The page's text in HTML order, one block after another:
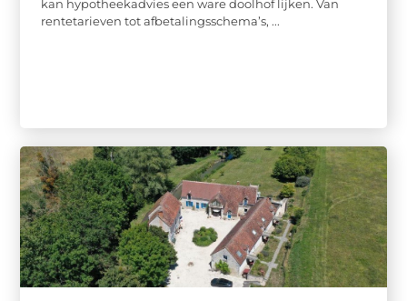
kan hypotheekadvies een ware doolhof lijken. Van
rentetarieven tot afbetalingsschema’s, ...